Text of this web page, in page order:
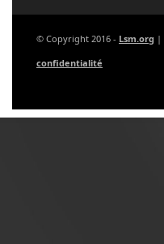
© Copyright 2016 - Lsm.org |
confidentialité